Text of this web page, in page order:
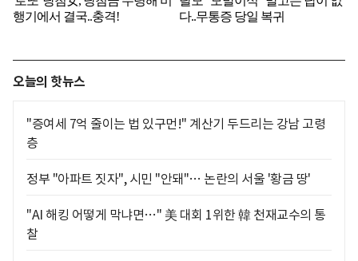
오늘의 핫뉴스
"증여세 7억 줄이는 법 있구먼!" 계산기 두드리는 강남 고령
층
정부 "아파트 짓자", 시민 "안돼"… 논란의 서울 '황금 땅'
"AI 해킹 어떻게 막냐면…" 美 대회 1위한 韓 천재교수의 통
찰